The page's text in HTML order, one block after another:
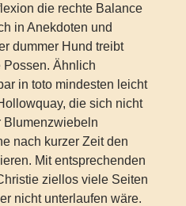
die rechte Balance
in Anekdoten und
dummer Hund treibt
Ähnlich
in toto mindesten leicht
die sich nicht
Blumenzwiebeln
nach kurzer Zeit den
Mit entsprechenden
ziellos viele Seiten
nicht unterlaufen wäre.